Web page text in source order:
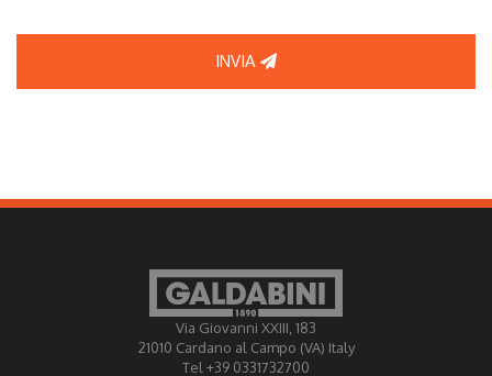
INVIA
Via Giovanni XXIII, 183
21010 Cardano al Campo (VA) Italy
Tel +39 0331732700